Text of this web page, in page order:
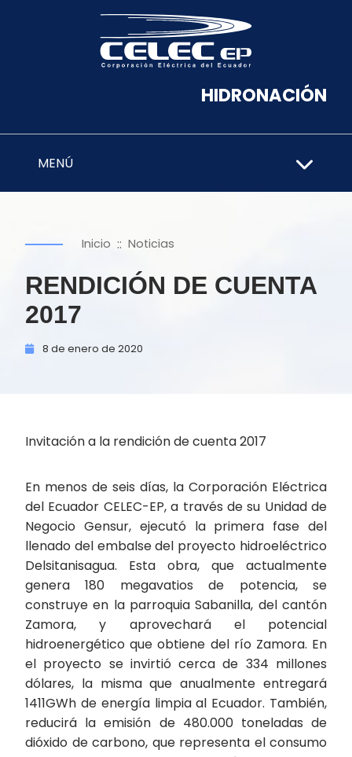
HIDRONACIÓN
MENÚ
Inicio :: Noticias
RENDICIÓN DE CUENTA
2017
8 de enero de 2020
Invitación a la rendición de cuenta 2017
En menos de seis días, la Corporación Eléctrica
del Ecuador CELEC-EP, a través de su Unidad de
Negocio Gensur, ejecutó la primera fase del
llenado del embalse del proyecto hidroeléctrico
Delsitanisagua. Esta obra, que actualmente
genera 180 megavatios de potencia, se
construye en la parroquia Sabanilla, del cantón
Zamora, y aprovechará el potencial
hidroenergético que obtiene del río Zamora. En
el proyecto se invirtió cerca de 334 millones
dólares, la misma que anualmente entregará
1411GWh de energía limpia al Ecuador. También,
reducirá la emisión de 480.000 toneladas de
dióxido de carbono, que representa el consumo